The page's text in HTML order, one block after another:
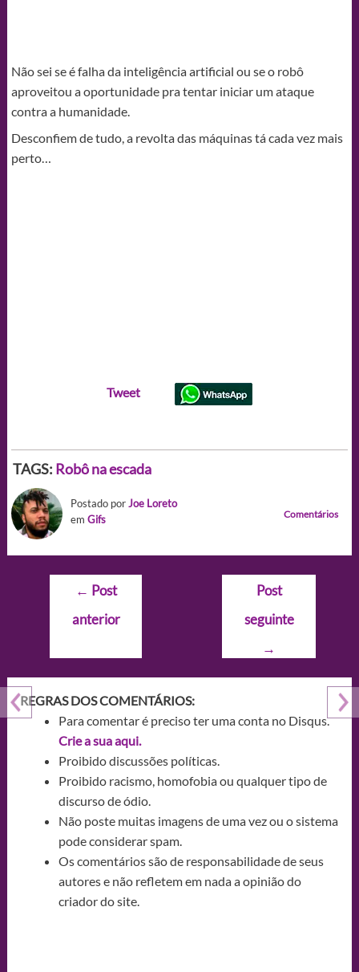
Não sei se é falha da inteligência artificial ou se o robô
aproveitou a oportunidade pra tentar iniciar um ataque
contra a humanidade.
Desconfiem de tudo, a revolta das máquinas tá cada vez mais
perto…
Tweet
TAGS: Robô na escada
Postado porJoe Loreto
em Gifs Comentários
Navegação
Post
← Post
anterior
Post
seguinte
→
REGRAS DOS COMENTÁRIOS:
Para comentar é preciso ter uma conta no Disqus.
Crie a sua aqui.
Proibido discussões políticas.
Proibido racismo, homofobia ou qualquer tipo de
discurso de ódio.
Não poste muitas imagens de uma vez ou o sistema
pode considerar spam.
Os comentários são de responsabilidade de seus
autores e não refletem em nada a opinião do
criador do site.